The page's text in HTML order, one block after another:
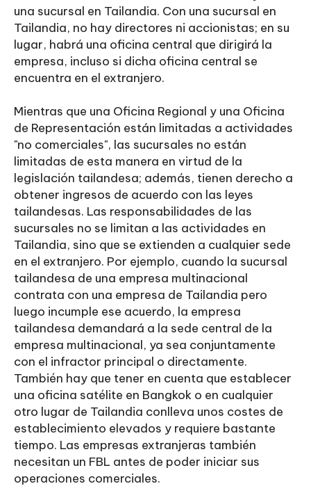
una sucursal en Tailandia. Con una sucursal en
Tailandia, no hay directores ni accionistas; en su
lugar, habrá una oficina central que dirigirá la
empresa, incluso si dicha oficina central se
encuentra en el extranjero.
Mientras que una Oficina Regional y una Oficina
de Representación están limitadas a actividades
"no comerciales", las sucursales no están
limitadas de esta manera en virtud de la
legislación tailandesa; además, tienen derecho a
obtener ingresos de acuerdo con las leyes
tailandesas. Las responsabilidades de las
sucursales no se limitan a las actividades en
Tailandia, sino que se extienden a cualquier sede
en el extranjero. Por ejemplo, cuando la sucursal
tailandesa de una empresa multinacional
contrata con una empresa de Tailandia pero
luego incumple ese acuerdo, la empresa
tailandesa demandará a la sede central de la
empresa multinacional, ya sea conjuntamente
con el infractor principal o directamente.
También hay que tener en cuenta que establecer
una oficina satélite en Bangkok o en cualquier
otro lugar de Tailandia conlleva unos costes de
establecimiento elevados y requiere bastante
tiempo. Las empresas extranjeras también
necesitan un FBL antes de poder iniciar sus
operaciones comerciales.